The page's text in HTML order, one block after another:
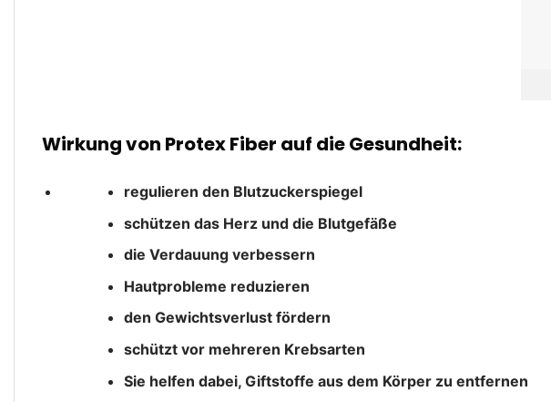
Wirkung von Protex Fiber auf die Gesundheit:
regulieren den Blutzuckerspiegel
schützen das Herz und die Blutgefäße
die Verdauung verbessern
Hautprobleme reduzieren
den Gewichtsverlust fördern
schützt vor mehreren Krebsarten
Sie helfen dabei, Giftstoffe aus dem Körper zu entfernen